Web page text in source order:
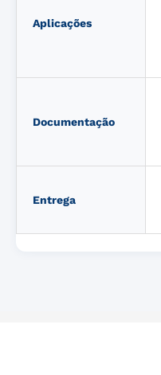
Aplicações
Documentação
Entrega